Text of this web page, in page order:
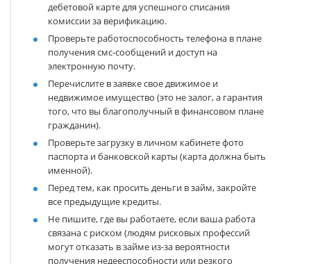
дебетовой карте для успешного списания
комиссии за верификацию.
Проверьте работоспособность телефона в плане
получения смс-сообщений и доступ на
электронную почту.
Перечислите в заявке свое движимое и
недвижимое имущество (это не залог, а гарантия
того, что вы благополучный в финансовом плане
гражданин).
Проверьте загрузку в личном кабинете фото
паспорта и банковской карты (карта должна быть
именной).
Перед тем, как просить деньги в займ, закройте
все предыдущие кредиты.
Не пишите, где вы работаете, если ваша работа
связана с риском (людям рисковых профессий
могут отказать в займе из-за вероятности
получения недееспособности или резкого